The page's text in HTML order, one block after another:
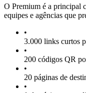
O Premium é a principal
equipes e agências que
•
3.000 links curtos
•
200 códigos QR
•
20 páginas de
•